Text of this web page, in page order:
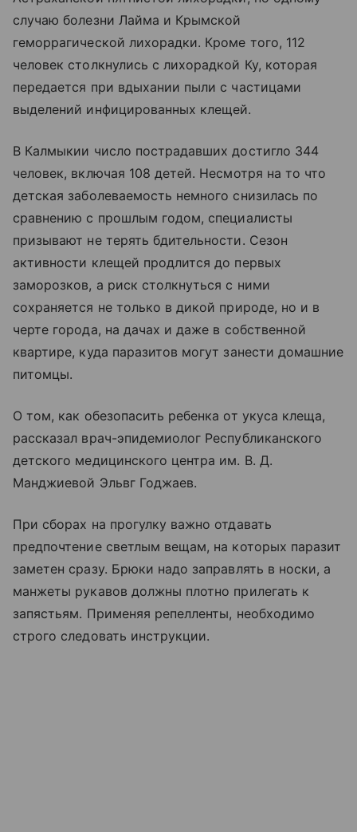
случаю болезни Лайма и Крымской
геморрагической лихорадки. Кроме того, 112
человек столкнулись с лихорадкой Ку, которая
передается при вдыхании пыли с частицами
выделений инфицированных клещей.
В Калмыкии число пострадавших достигло 344
человек, включая 108 детей. Несмотря на то что
детская заболеваемость немного снизилась по
сравнению с прошлым годом, специалисты
призывают не терять бдительности. Сезон
активности клещей продлится до первых
заморозков, а риск столкнуться с ними
сохраняется не только в дикой природе, но и в
черте города, на дачах и даже в собственной
квартире, куда паразитов могут занести домашние
питомцы.
О том, как обезопасить ребенка от укуса клеща,
рассказал врач-эпидемиолог Республиканского
детского медицинского центра им. В. Д.
Манджиевой Эльвг Годжаев.
При сборах на прогулку важно отдавать
предпочтение светлым вещам, на которых паразит
заметен сразу. Брюки надо заправлять в носки, а
манжеты рукавов должны плотно прилегать к
запястьям. Применяя репелленты, необходимо
строго следовать инструкции.